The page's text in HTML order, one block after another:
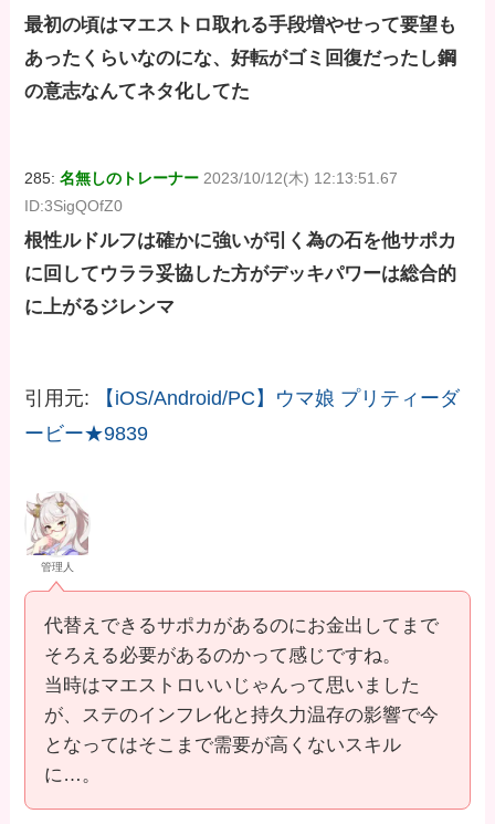
最初の頃はマエストロ取れる手段増やせって要望も
あったくらいなのにな、好転がゴミ回復だったし鋼
の意志なんてネタ化してた
285:名無しのトレーナー 2023/10/12(木) 12:13:51.67
ID:3SigQOfZ0
根性ルドルフは確かに強いが引く為の石を他サポカ
に回してウララ妥協した方がデッキパワーは総合的
に上がるジレンマ
引用元:
【iOS/Android/PC】ウマ娘 プリティーダ
ービー★9839
管理人
代替えできるサポカがあるのにお金出してまで
そろえる必要があるのかって感じですね。
当時はマエストロいいじゃんって思いました
が、ステのインフレ化と持久力温存の影響で今
となってはそこまで需要が高くないスキル
に…。